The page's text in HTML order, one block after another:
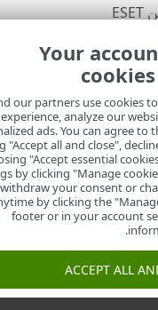
Your
our partners use cookies
analyze our
ads. You can agree to
"Accept all and close",
"Accept essential
by clicking "Manage
withdraw your consent or
by clicking the
footer or in your account
.
ACCEPT ALL